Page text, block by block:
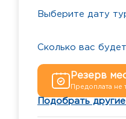
Выберите дату
Сколько вас
Резерв
Предоплата не
Подобрать